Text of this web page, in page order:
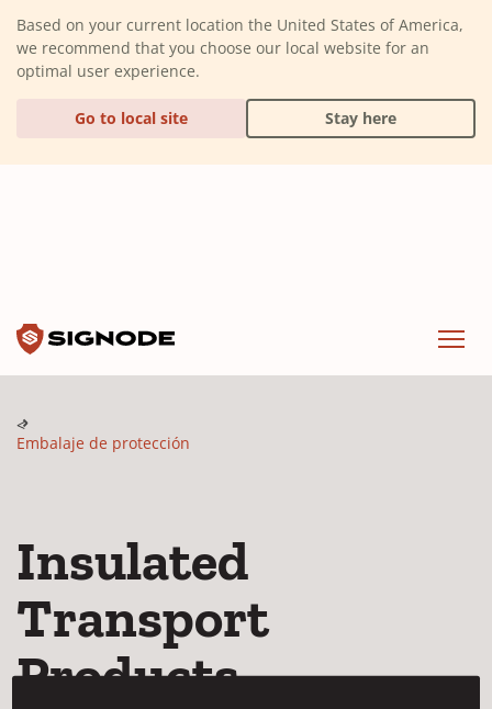
Based on your current location the United States of America,
we recommend that you choose our local website for an
optimal user experience.
Go to local site Stay here
Embalaje de protección
Insulated
Transport
Products